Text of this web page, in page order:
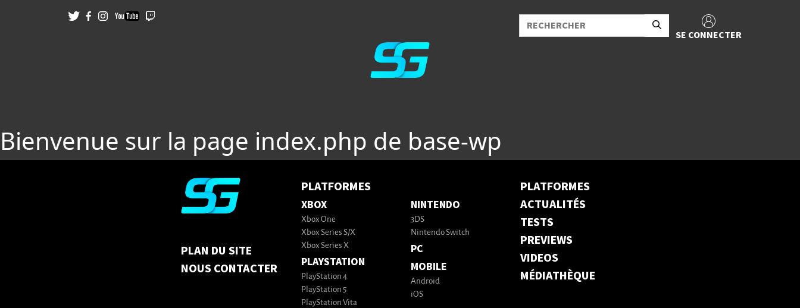
SE CONNECTER
Bienvenue sur la page index.php de base-wp
PLAN DU SITE
NOUS CONTACTER
PLATFORMES
XBOX
Xbox One
Xbox Series S/X
Xbox Series X
PLAYSTATION
PlayStation 4
PlayStation 5
PlayStation Vita
NINTENDO
3DS
Nintendo Switch
PC
MOBILE
Android
iOS
PLATFORMES
ACTUALITÉS
TESTS
PREVIEWS
VIDEOS
MÉDIATHÈQUE